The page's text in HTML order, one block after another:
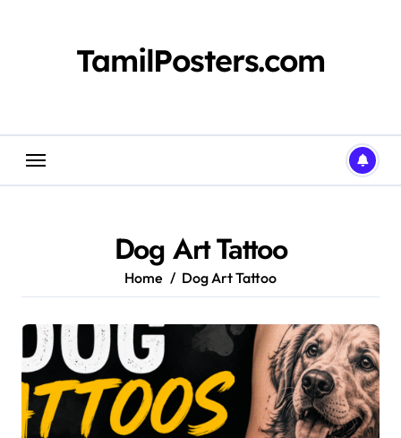
TamilPosters.com
Dog Art Tattoo
Home Dog Art Tattoo